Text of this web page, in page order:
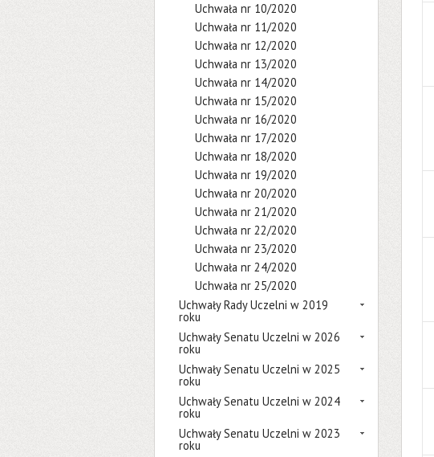
Uchwała nr 10/2020
Uchwała nr 11/2020
Uchwała nr 12/2020
Uchwała nr 13/2020
Uchwała nr 14/2020
Uchwała nr 15/2020
Uchwała nr 16/2020
Uchwała nr 17/2020
Uchwała nr 18/2020
Uchwała nr 19/2020
Uchwała nr 20/2020
Uchwała nr 21/2020
Uchwała nr 22/2020
Uchwała nr 23/2020
Uchwała nr 24/2020
Uchwała nr 25/2020
Uchwały Rady Uczelni w 2019
roku
Uchwały Senatu Uczelni w 2026
roku
Uchwały Senatu Uczelni w 2025
roku
Uchwały Senatu Uczelni w 2024
roku
Uchwały Senatu Uczelni w 2023
roku